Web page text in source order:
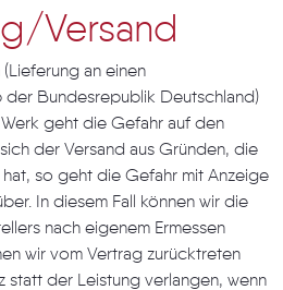
Versand
an einen
der Bundesrepublik Deutschland)
geht die Gefahr auf den
der Versand aus Gründen, die
so geht die Gefahr mit Anzeige
In diesem Fall können wir die
nach eigenem Ermessen
wir vom Vertrag zurücktreten
statt der Leistung verlangen, wenn